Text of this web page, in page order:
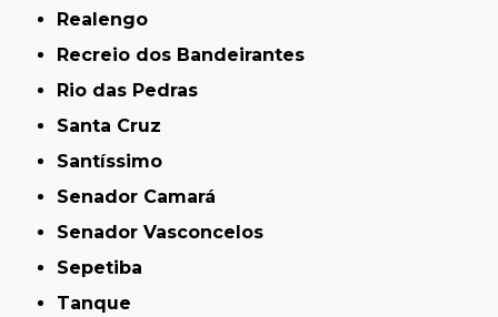
Realengo
Recreio dos Bandeirantes
Rio das Pedras
Santa Cruz
Santíssimo
Senador Camará
Senador Vasconcelos
Sepetiba
Tanque